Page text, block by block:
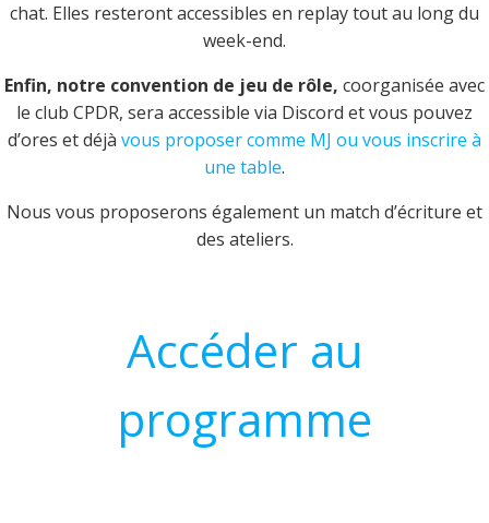
chat. Elles resteront accessibles en replay tout au long du
week-end.
Enfin, notre convention de jeu de rôle, coorganisée avec
le club CPDR, sera accessible via Discord et vous pouvez
d’ores et déjà vous proposer comme MJ ou vous inscrire à
une table.
Nous vous proposerons également un match d’écriture et
des ateliers.
Accéder au
programme